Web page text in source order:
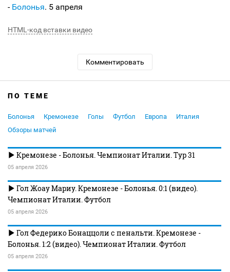
- Болонья. 5 апреля
HTML-код вставки видео
Комментировать
ПО ТЕМЕ
Болонья Кремонезе Голы Футбол Европа
Италия
Обзоры матчей
Кремонезе - Болонья. Чемпионат Италии. Тур 31
05 апреля 2026
Гол Жоау Мариу. Кремонезе - Болонья. 0:1 (видео).
Чемпионат Италии. Футбол
05 апреля 2026
Гол Федерико Бонаццоли с пенальти. Кремонезе -
Болонья. 1:2 (видео). Чемпионат Италии. Футбол
05 апреля 2026